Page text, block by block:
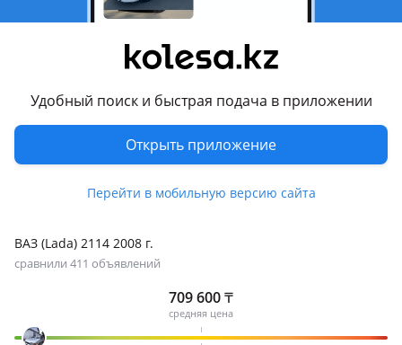
Удобный поиск и быстрая подача в приложении
Открыть приложение
Перейти в мобильную версию сайта
Средняя цена на Kolesa.kz
ВАЗ (Lada) 2114 2008 г.
сравнили 411 объявлений
709 600₸
средняя цена